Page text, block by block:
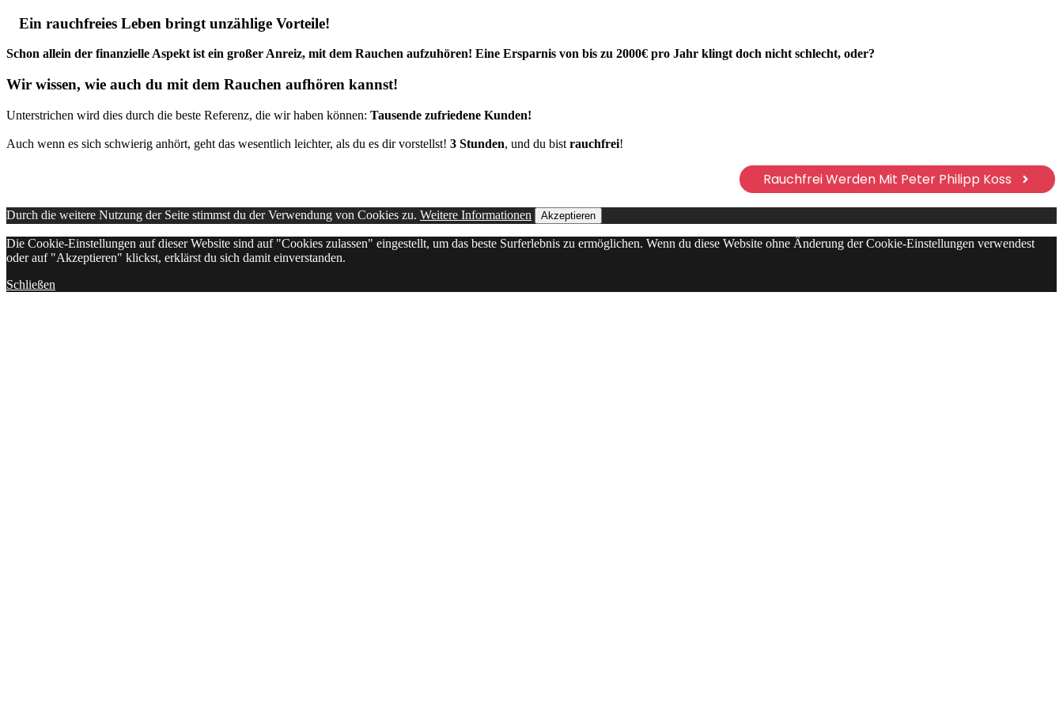
Ein rauchfreies Leben bringt unzählige Vorteile!
Schon allein der finanzielle Aspekt ist ein großer Anreiz, mit dem Rauchen aufzuhören! Eine Ersparnis von bis zu 2000€ pro Jahr klingt doch nicht schlecht, oder?
Wir wissen, wie auch du mit dem Rauchen aufhören kannst!
Unterstrichen wird dies durch die beste Referenz, die wir haben können: Tausende zufriedene Kunden!
Auch wenn es sich schwierig anhört, geht das wesentlich leichter, als du es dir vorstellst! 3 Stunden, und du bist rauchfrei!
Rauchfrei Werden Mit Peter Philipp Koss
Durch die weitere Nutzung der Seite stimmst du der Verwendung von Cookies zu. Weitere Informationen Akzeptieren
Die Cookie-Einstellungen auf dieser Website sind auf "Cookies zulassen" eingestellt, um das beste Surferlebnis zu ermöglichen. Wenn du diese Website ohne Änderung der Cookie-Einstellungen verwendest
oder auf "Akzeptieren" klickst, erklärst du sich damit einverstanden.
Schließen